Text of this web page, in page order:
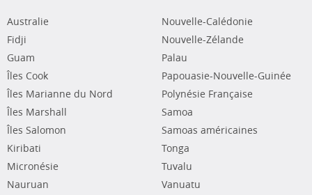
Australie
Fidji
Guam
Îles Cook
Îles Marianne du Nord
Îles Marshall
Îles Salomon
Kiribati
Micronésie
Nauruan
Nouvelle-Calédonie
Nouvelle-Zélande
Palau
Papouasie-Nouvelle-Guinée
Polynésie Française
Samoa
Samoas américaines
Tonga
Tuvalu
Vanuatu